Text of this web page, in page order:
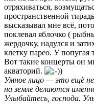
отряхиваться,
пространственной
высказывал мне всё,
поклевал яблочко (
жердочку, надулся и
клетку парео. У попугая
Вот такие концерты он
акваторий.
Умное лицо — это ещё не
на земле делаются
Улыбайтесь, господа.